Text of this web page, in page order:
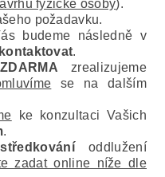
fyzické osoby).
požadavku.
budeme následně v
kontaktovat.
ZDARMA zrealizujeme
se na dalším
ke konzultaci Vašich
.
oddlužení
zadat online níže dle